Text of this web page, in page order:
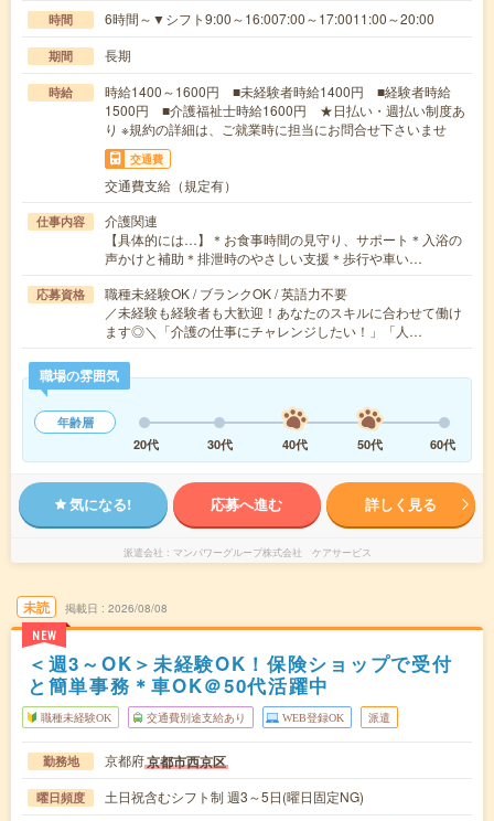
時間 6時間～▼シフト9:00～16:007:00～17:0011:00～20:00
期間 長期
時給
時給1400～1600円 ■未経験者時給1400円 ■経験者時給
1500円 ■介護福祉士時給1600円 ★日払い・週払い制度あ
り ※規約の詳細は、ご就業時に担当にお問合せ下さいませ
交通費
交通費支給（規定有）
仕事内容
介護関連
【具体的には…】＊お食事時間の見守り、サポート＊入浴の
声かけと補助＊排泄時のやさしい支援＊歩行や車い…
応募資格
職種未経験OK / ブランクOK / 英語力不要
／未経験も経験者も大歓迎！あなたのスキルに合わせて働け
ます◎＼「介護の仕事にチャレンジしたい！」「人…
職場の雰囲気
年齢層
20代
30代 40代 50代 60代
気になる! 応募へ進む 詳しく見る
派遣会社 マンパワーグループ株式会社 ケアサービス
未読
NEW
掲載日 2026/08/08
＜週3～OK＞未経験OK！保険ショップで受付
と簡単事務＊車OK＠50代活躍中
職種未経験OK 交通費別途支給あり WEB登録OK 派遣
勤務地 京都府京都市西京区
曜日頻度 土日祝含むシフト制 週3～5日(曜日固定NG)